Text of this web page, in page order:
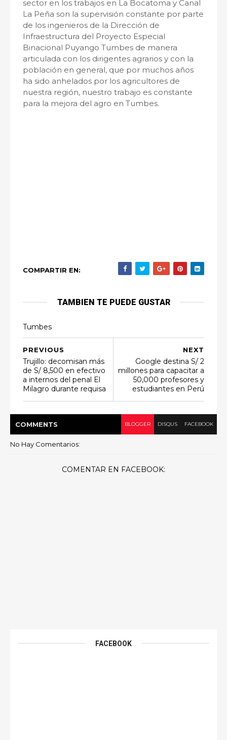
sector en los trabajos en La Bocatoma y Canal
La Peña son la supervisión constante por parte
de los ingenieros de la Dirección de
Infraestructura del Proyecto Especial
Binacional Puyango Tumbes de manera
articulada con los dirigentes agrarios y con la
población en general, que por muchos años
ha sido anhelados por los agricultores de
nuestra región, nuestro trabajo es constante
para la mejora del agro en Tumbes.
COMPARTIR EN:
TAMBIEN TE PUEDE GUSTAR
Tumbes
NEXT
Google destina S/ 2
millones para capacitar a
50,000 profesores y
estudiantes en Perú
PREVIOUS
Trujillo: decomisan más
de S/ 8,500 en efectivo
a internos del penal El
Milagro durante requisa
COMMENTS BLOGGER DISQUS FACEBOOK
No Hay Comentarios:
COMENTAR EN FACEBOOK:
FACEBOOK